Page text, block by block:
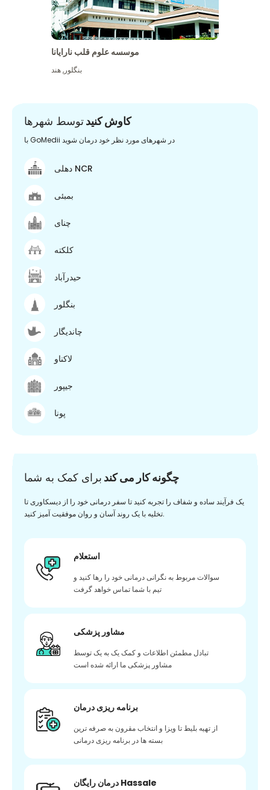
موسسه علوم قلب نارایانا
بنگلور,هند
کاوش کنیدتوسط شهرها
با GoMedii در شهرهای مورد نظر خود درمان شوید
دهلی NCR
بمبئی
چنای
کلکته
حیدرآباد
بنگلور
چاندیگار
لاکناو
جیپور
پونا
چگونه کار می کند برای کمک به شما
یک فرآیند ساده و شفاف را تجربه کنید تا سفر درمانی خود را از دیسکاوری تا
تخلیه با یک روند آسان و روان موفقیت آمیز کنید.
استعلام
سوالات مربوط به نگرانی درمانی خود را رها کنید و
تیم با شما تماس خواهد گرفت
مشاور پزشکی
تبادل مطمئن اطلاعات و کمک یک به یک توسط
مشاور پزشکی ما ارائه شده است
برنامه ریزی درمان
از تهیه بلیط تا ویزا و انتخاب مقرون به صرفه ترین
بسته ها در برنامه ریزی درمانی
درمان رایگان Hassale